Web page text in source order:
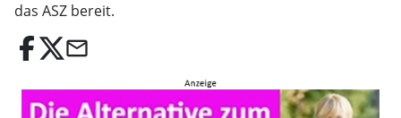
das ASZ bereit.
email